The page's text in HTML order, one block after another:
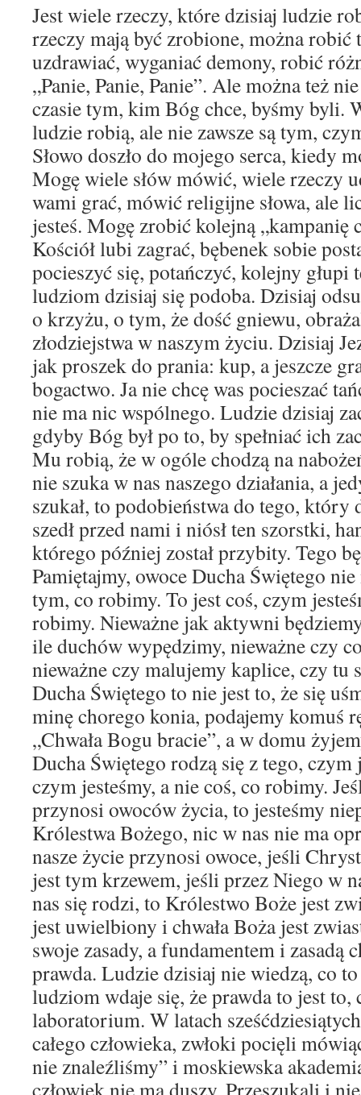
Jest wiele rzeczy, które dzisiaj ludzie
rzeczy mają być zrobione, można
uzdrawiać, wyganiać demony, robić
„Panie, Panie, Panie”. Ale można też
czasie tym, kim Bóg chce, byśmy byli.
ludzie robią, ale nie zawsze są tym,
Słowo doszło do mojego serca, kiedy
Mogę wiele słów mówić, wiele rzeczy
wami grać, mówić religijne słowa, ale
jesteś. Mogę zrobić kolejną „kampanię
Kościół lubi zagrać, bębenek sobie
pocieszyć się, potańczyć, kolejny głupi
ludziom dzisiaj się podoba. Dzisiaj
o krzyżu, o tym, że dość gniewu,
złodziejstwa w naszym życiu. Dzisiaj
jak proszek do prania: kup, a jeszcze
bogactwo. Ja nie chcę was pocieszać
nie ma nic wspólnego. Ludzie dzisiaj
gdyby Bóg był po to, by spełniać ich
Mu robią, że w ogóle chodzą na
nie szuka w nas naszego działania, a
szukał, to podobieństwa do tego, który
szedł przed nami i niósł ten szorstki,
którego później został przybity. Tego
Pamiętajmy, owoce Ducha Świętego
tym, co robimy. To jest coś, czym
robimy. Nieważne jak aktywni
ile duchów wypędzimy, nieważne czy
nieważne czy malujemy kaplice, czy tu
Ducha Świętego to nie jest to, że się
minę chorego konia, podajemy komuś
„Chwała Bogu bracie”, a w domu
Ducha Świętego rodzą się z tego, czym
czym jesteśmy, a nie coś, co robimy.
przynosi owoców życia, to jesteśmy
Królestwa Bożego, nic w nas nie ma
nasze życie przynosi owoce, jeśli
jest tym krzewem, jeśli przez Niego w
nas się rodzi, to Królestwo Boże jest
jest uwielbiony i chwała Boża jest
swoje zasady, a fundamentem i zasadą
prawda. Ludzie dzisiaj nie wiedzą, co
ludziom wdaje się, że prawda to jest
laboratorium. W latach
całego człowieka, zwłoki pocięli
nie znaleźliśmy” i moskiewska
człowiek nie ma duszy. Przeszukali i